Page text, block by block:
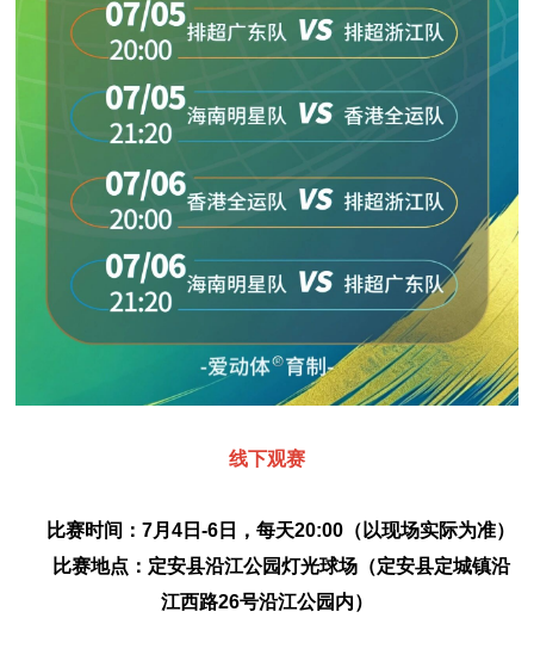
线下观赛
比赛时间：7月4日-6日，每天20:00（以现场实际为准）
比赛地点：定安县沿江公园灯光球场（定安县定城镇沿
江西路26号沿江公园内）